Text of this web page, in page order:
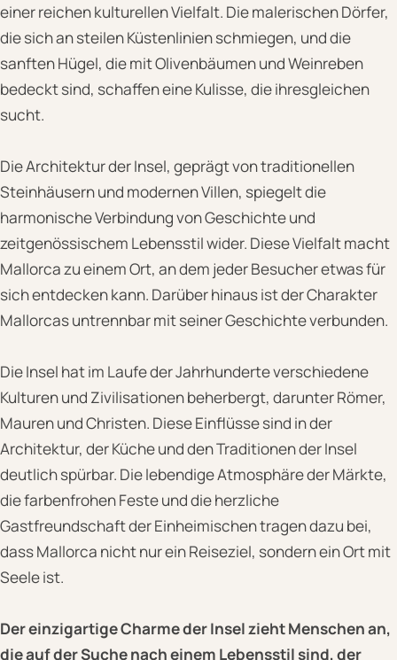
einer reichen kulturellen Vielfalt. Die malerischen Dörfer,
die sich an steilen Küstenlinien schmiegen, und die
sanften Hügel, die mit Olivenbäumen und Weinreben
bedeckt sind, schaffen eine Kulisse, die ihresgleichen
sucht.
Die Architektur der Insel, geprägt von traditionellen
Steinhäusern und modernen Villen, spiegelt die
harmonische Verbindung von Geschichte und
zeitgenössischem Lebensstil wider. Diese Vielfalt macht
Mallorca zu einem Ort, an dem jeder Besucher etwas für
sich entdecken kann. Darüber hinaus ist der Charakter
Mallorcas untrennbar mit seiner Geschichte verbunden.
Die Insel hat im Laufe der Jahrhunderte verschiedene
Kulturen und Zivilisationen beherbergt, darunter Römer,
Mauren und Christen. Diese Einflüsse sind in der
Architektur, der Küche und den Traditionen der Insel
deutlich spürbar. Die lebendige Atmosphäre der Märkte,
die farbenfrohen Feste und die herzliche
Gastfreundschaft der Einheimischen tragen dazu bei,
dass Mallorca nicht nur ein Reiseziel, sondern ein Ort mit
Seele ist.
Der einzigartige Charme der Insel zieht Menschen an,
die auf der Suche nach einem Lebensstil sind, der